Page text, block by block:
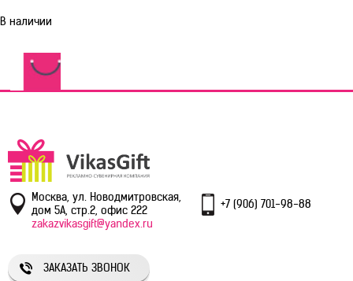
В наличии
Москва, ул. Новодмитровская,
дом 5А, стр.2, офис 222
+7 (906) 701-98-88
zakazvikasgift@yandex.ru
ЗАКАЗАТЬ ЗВОНОК